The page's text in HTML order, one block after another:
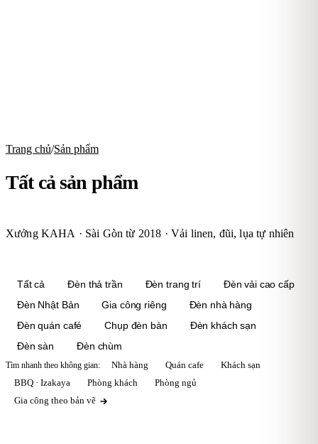
Trang chủ/Sản phẩm
Tất cả sản phẩm
Xưởng KAHA · Sài Gòn từ 2018 · Vải linen, đũi, lụa tự nhiên
Tất cả Đèn thả trần Đèn trang trí
Đèn vải cao cấp
Đèn Nhật Bản
Gia công riêng
Đèn nhà hàng
Đèn quán café
Chụp đèn bàn
Đèn khách sạn
Đèn sàn
Đèn chùm
Tìm nhanh theo không gian: Nhà hàng Quán cafe
Khách sạn
BBQ · Izakaya
Phòng khách
Phòng ngủ
Gia công theo bản vẽ